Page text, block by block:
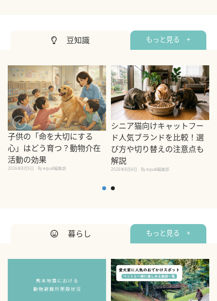
豆知識 もっと見る +
子供の「命を大切にする
心」はどう育つ？動物介在
活動の効果
2026年8月5日 By equall編集部
シニア猫向けキャットフー
ド人気ブランドを比較！選
び方や切り替えの注意点も
解説
2026年8月4日 By equall編集部
暮らし もっと見る +